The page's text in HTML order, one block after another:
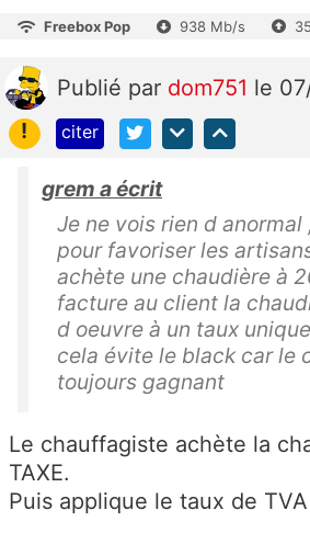
Freebox Pop 938 Mb/s
Publié par dom751 le
!
citer
grem a écrit
Je ne vois rien d
pour favoriser les
achète une chaudière à
facture au client la
d oeuvre à un taux
cela évite le black car le
toujours gagnant
Le chauffagiste achète la
TAXE.
Puis applique le taux de